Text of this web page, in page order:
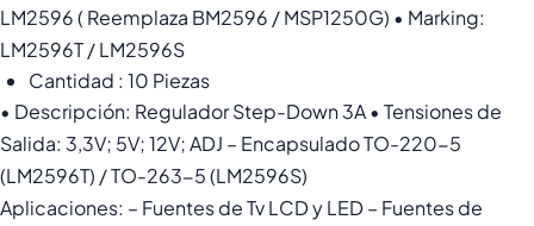
LM2596 ( Reemplaza BM2596 / MSP1250G) • Marking:
LM2596T / LM2596S
Cantidad : 10 Piezas
• Descripción: Regulador Step-Down 3A • Tensiones de
Salida: 3,3V; 5V; 12V; ADJ – Encapsulado TO-220-5
(LM2596T) / TO-263-5 (LM2596S)
Aplicaciones: – Fuentes de Tv LCD y LED – Fuentes de